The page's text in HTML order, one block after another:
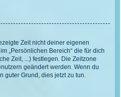
Zeit nicht deiner eigenen
„Persönlichen Bereich“ die für dich
Zeit, ...) festlegen. Die Zeitzone
geändert werden. Wenn du
guter Grund, dies jetzt zu tun.